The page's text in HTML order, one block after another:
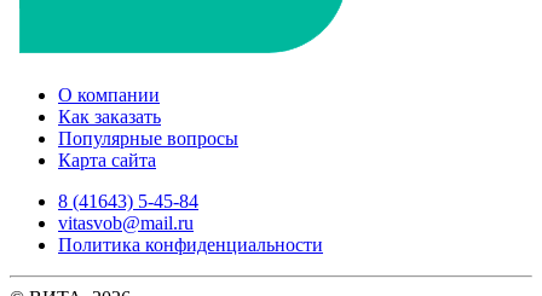
О компании
Как заказать
Популярные вопросы
Карта сайта
8 (41643) 5-45-84
vitasvob@mail.ru
Политика конфиденциальности